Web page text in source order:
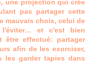
une projection qui crée
pas partager cette
mauvais choix, celui de
et c'est bien
être effectué: partager
afin de les exorciser,
garder tapies dans